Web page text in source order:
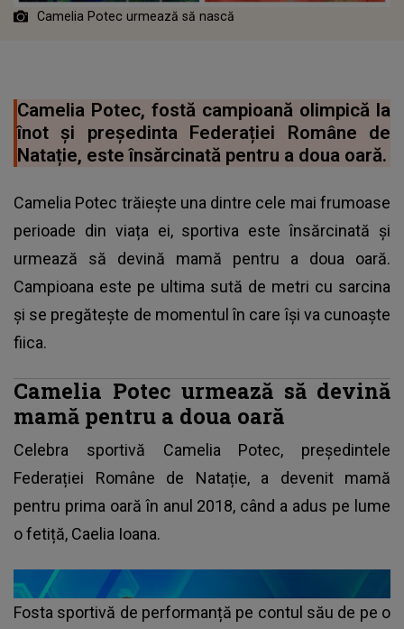
Camelia Potec urmează să nască
Camelia Potec, fostă campioană olimpică la
înot și președinta Federației Române de
Natație, este însărcinată pentru a doua oară.
Camelia Potec trăiește una dintre cele mai frumoase
perioade din viața ei, sportiva este însărcinată și
urmează să devină mamă pentru a doua oară.
Campioana este pe ultima sută de metri cu sarcina
și se pregătește de momentul în care își va cunoaște
fiica.
Camelia Potec urmează să devină
mamă pentru a doua oară
Celebra sportivă Camelia Potec, președintele
Federației Române de Natație, a devenit mamă
pentru prima oară în anul 2018, când a adus pe lume
o fetiță, Caelia Ioana.
Fosta sportivă de performanță pe contul său de pe o